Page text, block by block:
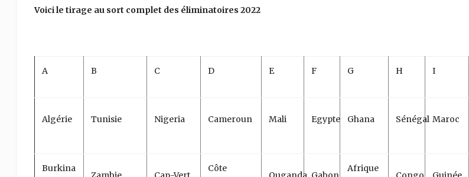
Voici le tirage au sort complet des éliminatoires 2022
A B C D E F G H I
Algérie Tunisie Nigeria Cameroun Mali Egypte Ghana Sénégal Maroc
Burkina
Côte
Afrique